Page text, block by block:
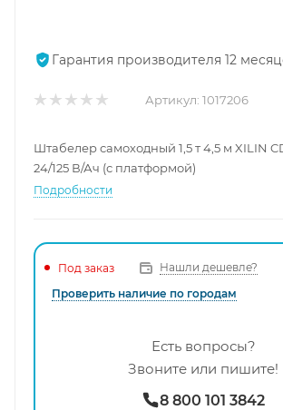
Гарантия производителя 12
Артикул: 1017206
Штабелер самоходный 1,5 т 4,5 м XILIN
24/125 В/Ач (с платформой)
Подробности
Под заказ
Нашли дешевле?
Проверить наличие по городам
Есть вопросы?
Звоните или пишите!
8 800 101 3842